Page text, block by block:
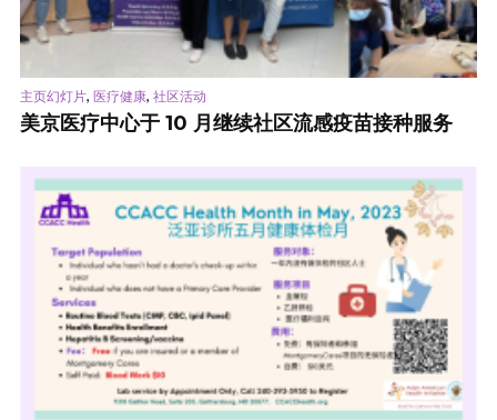
主页幻灯片, 医疗健康, 社区活动
美京医疗中心于 10 月继续社区流感疫苗接种服务